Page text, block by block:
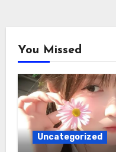
You Missed
Uncategorized